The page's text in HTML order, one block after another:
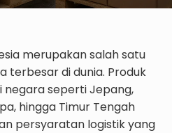
merupakan salah satu
terbesar di dunia. Produk
negara seperti Jepang,
hingga Timur Tengah
persyaratan logistik yang